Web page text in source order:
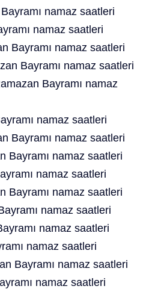
namaz saatleri
namaz saatleri
Bayramı namaz saatleri
Bayramı namaz saatleri
Bayramı namaz
namaz saatleri
Bayramı namaz saatleri
Bayramı namaz saatleri
namaz saatleri
Bayramı namaz saatleri
namaz saatleri
namaz saatleri
namaz saatleri
Bayramı namaz saatleri
namaz saatleri